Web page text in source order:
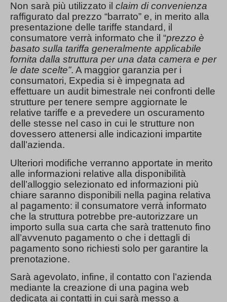
Non sarà più utilizzato il claim di convenienza
raffigurato dal prezzo “barrato” e, in merito alla
presentazione delle tariffe standard, il
consumatore verrà informato che il “prezzo è
basato sulla tariffa generalmente applicabile
fornita dalla struttura per una data camera e per
le date scelte”. A maggior garanzia per i
consumatori, Expedia si è impegnata ad
effettuare un audit bimestrale nei confronti delle
strutture per tenere sempre aggiornate le
relative tariffe e a prevedere un oscuramento
delle stesse nel caso in cui le strutture non
dovessero attenersi alle indicazioni impartite
dall’azienda.
Ulteriori modifiche verranno apportate in merito
alle informazioni relative alla disponibilità
dell’alloggio selezionato ed informazioni più
chiare saranno disponibili nella pagina relativa
al pagamento: il consumatore verrà informato
che la struttura potrebbe pre-autorizzare un
importo sulla sua carta che sarà trattenuto fino
all’avvenuto pagamento o che i dettagli di
pagamento sono richiesti solo per garantire la
prenotazione.
Sarà agevolato, infine, il contatto con l’azienda
mediante la creazione di una pagina web
dedicata ai contatti in cui sarà messo a